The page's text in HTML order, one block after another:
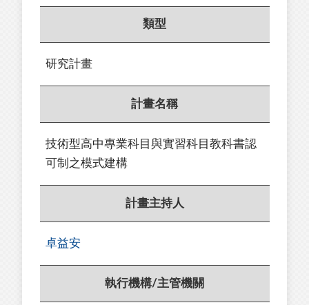
類型
研究計畫
計畫名稱
技術型高中專業科目與實習科目教科書認
可制之模式建構
計畫主持人
卓益安
執行機構/主管機關